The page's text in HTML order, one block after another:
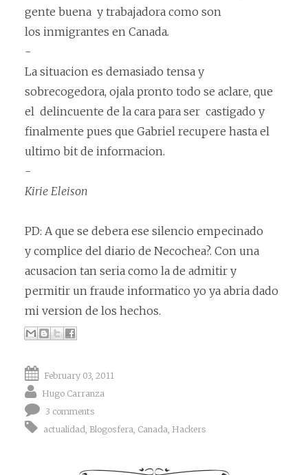
gente buena y trabajadora como son
los inmigrantes en Canada.
-
La situacion es demasiado tensa y
sobrecogedora, ojala pronto todo se aclare, que
el delincuente de la cara para ser castigado y
finalmente pues que Gabriel recupere hasta el
ultimo bit de informacion.
-
Kirie Eleison
PD: A que se debera ese silencio empecinado
y complice del diario de Necochea?. Con una
acusacion tan seria como la de admitir y
permitir un fraude informatico yo ya abria dado
mi version de los hechos.
February 03, 2011
Hugo Carranza
3 comments
actualidad, Blogosfera, Canada, Hackers